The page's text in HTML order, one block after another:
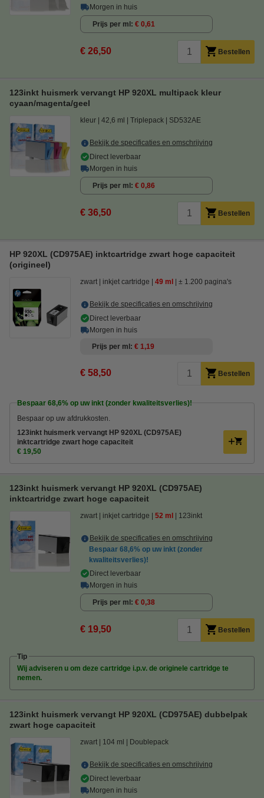
Morgen in huis
Prijs per ml € 0,61
€ 26,50 Bestellen
123inkt huismerk vervangt HP 920XL multipack kleur
cyaan/magenta/geel
kleur 42,6 ml Triplepack SD532AE
Bekijk de specificaties en omschrijving
Direct leverbaar
Morgen in huis
Prijs per ml € 0,86
€ 36,50 Bestellen
HP 920XL (CD975AE) inktcartridge zwart hoge capaciteit
(origineel)
zwart inkjet cartridge 49 ml ± 1.200 pagina's
Bekijk de specificaties en omschrijving
Direct leverbaar
Morgen in huis
Prijs per ml
€ 1,19
€ 58,50 Bestellen
Bespaar 68,6% op uw inkt (zonder kwaliteitsverlies)!
Bespaar op uw afdrukkosten.
123inkt huismerk vervangt HP 920XL (CD975AE)
inktcartridge zwart hoge capaciteit
€ 19,50
123inkt huismerk vervangt HP 920XL (CD975AE)
inktcartridge zwart hoge capaciteit
zwart inkjet cartridge 52 ml 123inkt
Bekijk de specificaties en omschrijving
Bespaar 68,6% op uw inkt (zonder
kwaliteitsverlies)!
Direct leverbaar
Morgen in huis
Prijs per ml € 0,38
€ 19,50 Bestellen
Tip
Wij adviseren u om deze cartridge i.p.v. de originele cartridge te
nemen.
123inkt huismerk vervangt HP 920XL (CD975AE) dubbelpak
zwart hoge capaciteit
zwart 104 ml Doublepack
Bekijk de specificaties en omschrijving
Direct leverbaar
Morgen in huis